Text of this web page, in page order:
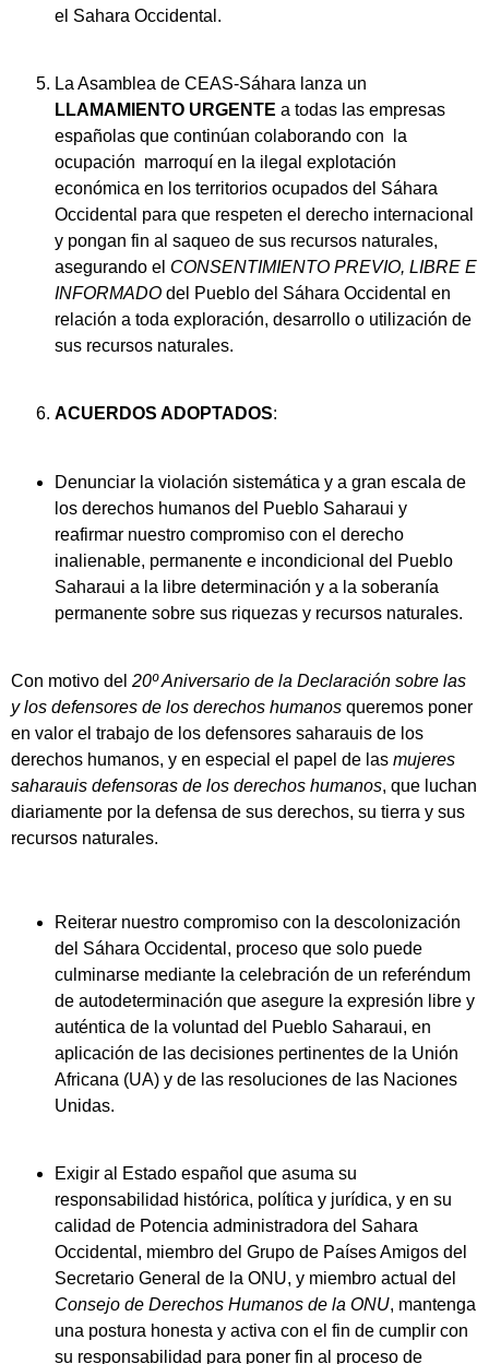
el Sahara Occidental.
La Asamblea de CEAS-Sáhara lanza un
LLAMAMIENTO URGENTE a todas las empresas
españolas que continúan colaborando con la
ocupación marroquí en la ilegal explotación
económica en los territorios ocupados del Sáhara
Occidental para que respeten el derecho internacional
y pongan fin al saqueo de sus recursos naturales,
asegurando el CONSENTIMIENTO PREVIO, LIBRE E
INFORMADO del Pueblo del Sáhara Occidental en
relación a toda exploración, desarrollo o utilización de
sus recursos naturales.
ACUERDOS ADOPTADOS:
Denunciar la violación sistemática y a gran escala de
los derechos humanos del Pueblo Saharaui y
reafirmar nuestro compromiso con el derecho
inalienable, permanente e incondicional del Pueblo
Saharaui a la libre determinación y a la soberanía
permanente sobre sus riquezas y recursos naturales.
Con motivo del 20º Aniversario de la Declaración sobre las
y los defensores de los derechos humanos queremos poner
en valor el trabajo de los defensores saharauis de los
derechos humanos, y en especial el papel de las mujeres
saharauis defensoras de los derechos humanos, que luchan
diariamente por la defensa de sus derechos, su tierra y sus
recursos naturales.
Reiterar nuestro compromiso con la descolonización
del Sáhara Occidental, proceso que solo puede
culminarse mediante la celebración de un referéndum
de autodeterminación que asegure la expresión libre y
auténtica de la voluntad del Pueblo Saharaui, en
aplicación de las decisiones pertinentes de la Unión
Africana (UA) y de las resoluciones de las Naciones
Unidas.
Exigir al Estado español que asuma su
responsabilidad histórica, política y jurídica, y en su
calidad de Potencia administradora del Sahara
Occidental, miembro del Grupo de Países Amigos del
Secretario General de la ONU, y miembro actual del
Consejo de Derechos Humanos de la ONU, mantenga
una postura honesta y activa con el fin de cumplir con
su responsabilidad para poner fin al proceso de